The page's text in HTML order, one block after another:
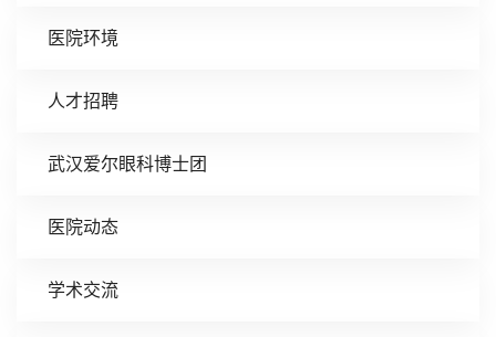
医院环境
人才招聘
武汉爱尔眼科博士团
医院动态
学术交流